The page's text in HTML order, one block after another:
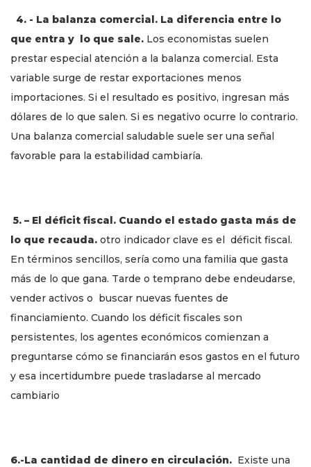
4. - La balanza comercial. La diferencia entre lo
que entra y lo que sale. Los economistas suelen
prestar especial atención a la balanza comercial. Esta
variable surge de restar exportaciones menos
importaciones. Si el resultado es positivo, ingresan más
dólares de lo que salen. Si es negativo ocurre lo contrario.
Una balanza comercial saludable suele ser una señal
favorable para la estabilidad cambiaría.
5. – El déficit fiscal. Cuando el estado gasta más de
lo que recauda. otro indicador clave es el déficit fiscal.
En términos sencillos, sería como una familia que gasta
más de lo que gana. Tarde o temprano debe endeudarse,
vender activos o buscar nuevas fuentes de
financiamiento. Cuando los déficit fiscales son
persistentes, los agentes económicos comienzan a
preguntarse cómo se financiarán esos gastos en el futuro
y esa incertidumbre puede trasladarse al mercado
cambiario
6.-La cantidad de dinero en circulación. Existe una